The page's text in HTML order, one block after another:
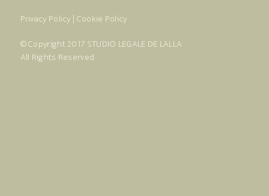
Privacy Policy | Cookie Policy
© Copyright 2017 STUDIO LEGALE DE LALLA
All Rights Reserved